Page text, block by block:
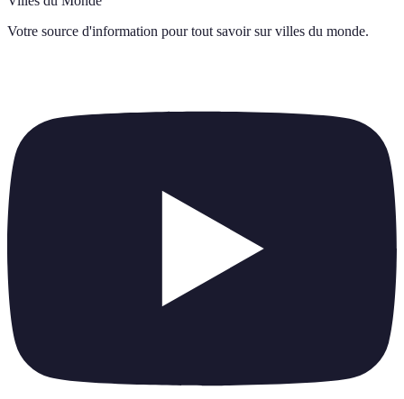
Votre source d'information pour tout savoir sur villes du monde.